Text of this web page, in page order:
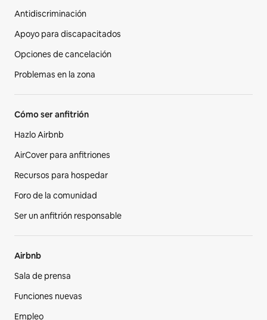
Antidiscriminación
Apoyo para discapacitados
Opciones de cancelación
Problemas en la zona
Cómo ser anfitrión
Hazlo Airbnb
AirCover para anfitriones
Recursos para hospedar
Foro de la comunidad
Ser un anfitrión responsable
Airbnb
Sala de prensa
Funciones nuevas
Empleo